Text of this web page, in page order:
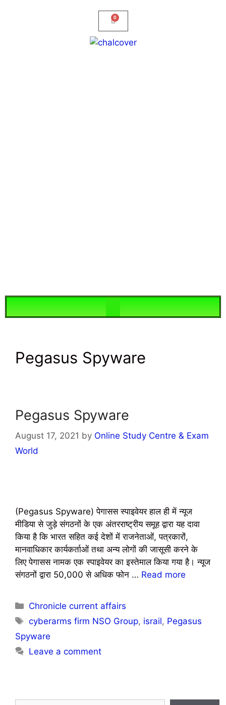
Pegasus Spyware
Pegasus Spyware
August 17, 2021 by Online Study Centre & Exam
World
(Pegasus Spyware) पेगासस स्‍पाइवेयर हाल ही में न्यूज
मीडिया से जुड़े संगठनों के एक अंतरराष्ट्रीय समूह द्वारा यह दावा
किया है कि भारत सहित कई देशों में राजनेताओं, पत्रकारों,
मानवाधिकार कार्यकर्ताओं तथा अन्य लोगों की जासूसी करने के
लिए पेगासस नामक एक स्पाइवेयर का इस्तेमाल किया गया है। न्यूज
संगठनों द्वारा 50,000 से अधिक फोन … Read more
Chronicle current affairs
cyberarms firm NSO Group, israil, Pegasus
Spyware
Leave a comment